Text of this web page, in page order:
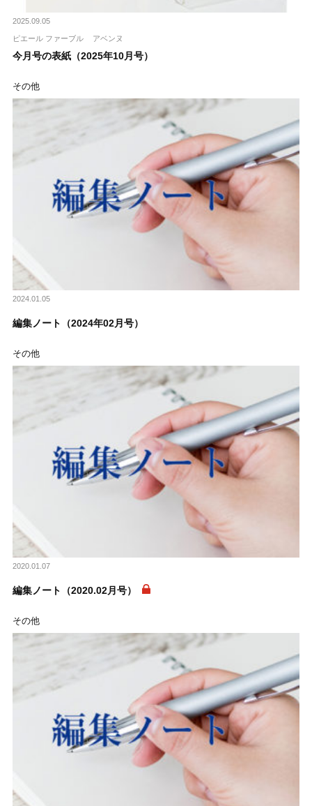
2025.09.05
ピエール ファーブル アベンヌ
今月号の表紙（2025年10月号）
その他
2024.01.05
編集ノート（2024年02月号）
その他
2020.01.07
編集ノート（2020.02月号）
その他